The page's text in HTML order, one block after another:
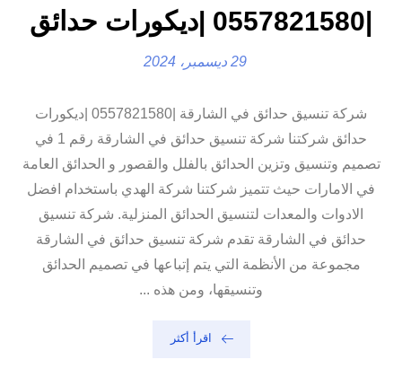
29 ديسمبر، 2024
شركة تنسيق حدائق في الشارقة |0557821580 |ديكورات
حدائق شركتنا شركة تنسيق حدائق في الشارقة رقم 1 في
تصميم وتنسيق وتزين الحدائق بالفلل والقصور و الحدائق العامة
في الامارات حيث تتميز شركتنا شركة الهدي باستخدام افضل
الادوات والمعدات لتنسيق الحدائق المنزلية. شركة تنسيق
حدائق في الشارقة تقدم شركة تنسيق حدائق في الشارقة
مجموعة من الأنظمة التي يتم إتباعها في تصميم الحدائق
وتنسيقها، ومن هذه ...
اقرأ أكثر